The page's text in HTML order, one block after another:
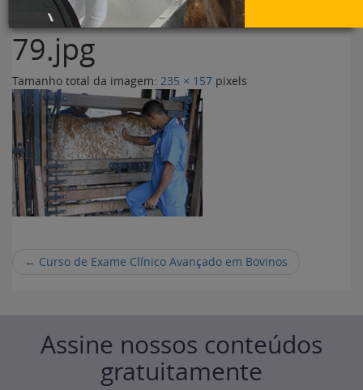
79.jpg
Tamanho total da imagem: 235 × 157 pixels
← Curso de Exame Clínico Avançado em Bovinos
Assine nossos conteúdos
gratuitamente